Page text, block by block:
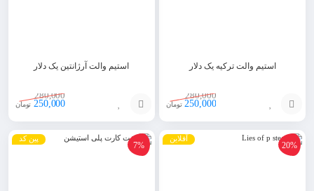
استیم والت ترکیه یک دلار
280,000
250,000 تومان
به
استیم والت آرژانتین یک دلار
280,000
250,000 تومان
به
آفلاین
20%
پین کد
7%